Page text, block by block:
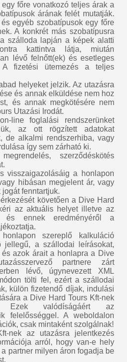
főre vonatkozó teljes árak a
árának felét mutatják.
egyéb szobatípusok egy főre
A konkrét más szobatípusra
szálloda lapján a képek alatti
kattintva látja, miután
lévő felnőtt(ek) és esetleges
A fizetési ütemezés a teljes
helyeket jelzik. Az utazásra
és annak elküldése nem hoz
és annak megkötésére nem
Utazási Irodát.
line foglalási rendszerünket
az ott rögzített adatokat
de alkalmi rendszerhiba, vagy
így sem zárható ki.
szerződéskötés
visszaigazolásáig a honlapon
hibásan megjelent ár, vagy
fenntartjuk.
követően a Dive Hard
az aktuális helyet illetve az
és ennek eredményéről a
szereplő kalkuláció
jellegű, a szállodai leírásokat,
és azok árait a honlapra a Dive
partnere zárt
lévő, úgynevezett XML
tölti fel, ezért a szállodai
külön fizetendő díjak, indulási
a Dive Hard Tours Kft-nek
Ezek valódíságáért az
felelősséggel. A weboldalon
csak mintaként szolgálnak!
nek az utazásra jelentkezés
arról, hogy van-e hely
partner milyen áron fogadja be